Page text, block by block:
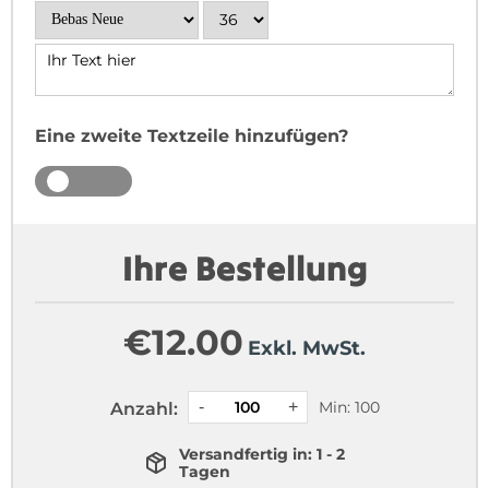
Eine zweite Textzeile hinzufügen?
Ihre Bestellung
€12.00 Exkl. MwSt.
Anzahl: Min: 100
Versandfertig in: 1 - 2
Tagen